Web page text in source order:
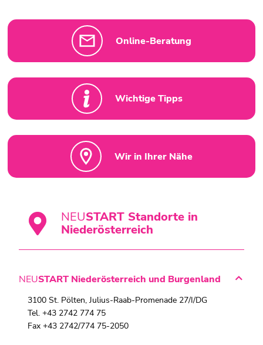
Online-Beratung
Wichtige Tipps
Wir in Ihrer Nähe
NEUSTART Standorte in
Niederösterreich
NEUSTART Niederösterreich und Burgenland
3100 St. Pölten, Julius-Raab-Promenade 27/I/DG
Tel. +43 2742 774 75
Fax +43 2742/774 75-2050